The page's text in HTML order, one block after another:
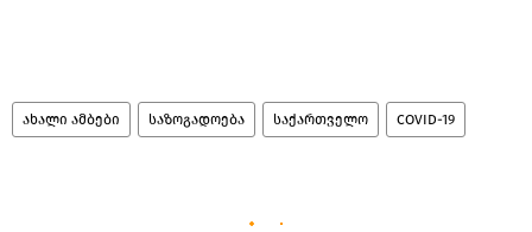
ახალი ამბები საზოგადოება საქართველო COVID-19